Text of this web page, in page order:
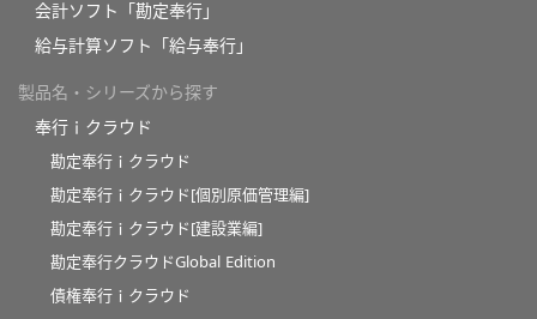
会計ソフト「勘定奉行」
給与計算ソフト「給与奉行」
製品名・シリーズから探す
奉行ｉクラウド
勘定奉行ｉクラウド
勘定奉行ｉクラウド[個別原価管理編]
勘定奉行ｉクラウド[建設業編]
勘定奉行クラウドGlobal Edition
債権奉行ｉクラウド